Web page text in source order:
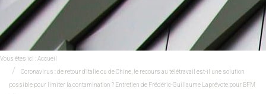
Vous êtes ici :Accueil
Coronavirus : de retour d'Italie ou de Chine, le recours au télétravail est-il une solution
possible pour limiter la contamination ? Entretien de Frédéric-Guillaume Laprévote pour BFM